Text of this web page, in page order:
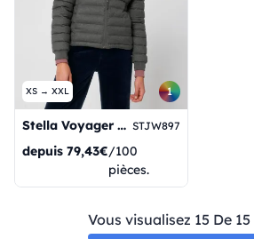
XS → XXL 1
Stella Voyager Wool-Like STJW897
depuis 79,43€/100
pièces.
Vous visualisez 15 De